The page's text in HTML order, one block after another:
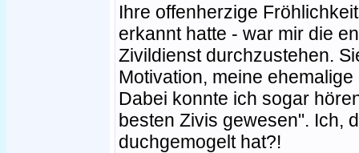
Ihre offenherzige
erkannt hatte - war mir die
Zivildienst durchzustehen.
Motivation, meine
Dabei konnte ich sogar
besten Zivis gewesen". Ich,
duchgemogelt hat?!